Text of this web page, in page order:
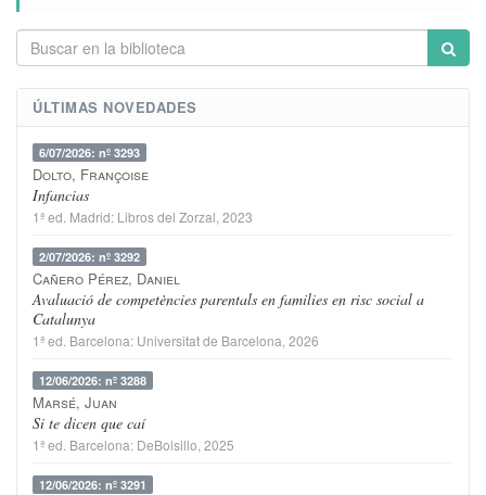
ÚLTIMAS NOVEDADES
6/07/2026: nº 3293
Dolto, Françoise
Infancias
1ª ed. Madrid: Libros del Zorzal , 2023
2/07/2026: nº 3292
Cañero Pérez, Daniel
Avaluació de competències parentals en families en risc social a
Catalunya
1ª ed. Barcelona: Universitat de Barcelona , 2026
12/06/2026: nº 3288
Marsé, Juan
Si te dicen que caí
1ª ed. Barcelona: DeBolsillo , 2025
12/06/2026: nº 3291